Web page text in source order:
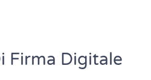
Firma Digitale